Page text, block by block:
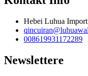
Hebei Luhua
008619931172289
Newslettere